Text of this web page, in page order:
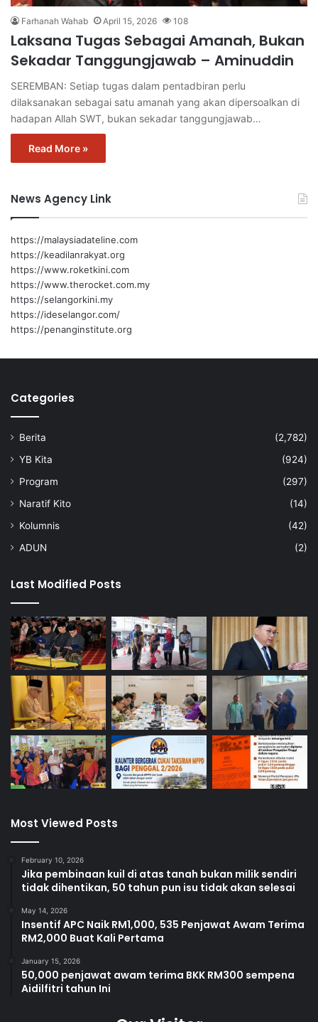
Farhanah Wahab April 15, 2026 108
Laksana Tugas Sebagai Amanah, Bukan
Sekadar Tanggungjawab – Aminuddin
SEREMBAN: Setiap tugas dalam pentadbiran perlu
dilaksanakan sebagai satu amanah yang akan dipersoalkan di
hadapan Allah SWT, bukan sekadar tanggungjawab…
Read More »
News Agency Link
https://malaysiadateline.com
https://keadilanrakyat.org
https://www.roketkini.com
https://www.therocket.com.my
https://selangorkini.my
https://ideselangor.com/
https://penanginstitute.org
Categories
Berita
(2,782)
YB Kita
(924)
Program
(297)
Naratif Kito
(14)
Kolumnis
(42)
ADUN
(2)
Last Modified Posts
Most Viewed Posts
February 10, 2026
Jika pembinaan kuil di atas tanah bukan milik sendiri
tidak dihentikan, 50 tahun pun isu tidak akan selesai
May 14, 2026
Insentif APC Naik RM1,000, 535 Penjawat Awam Terima
RM2,000 Buat Kali Pertama
January 15, 2026
50,000 penjawat awam terima BKK RM300 sempena
Aidilfitri tahun Ini